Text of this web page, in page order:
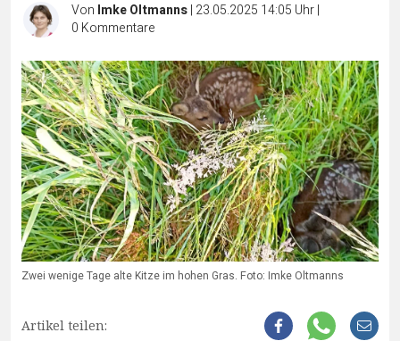
Von Imke Oltmanns| 23.05.2025 14:05 Uhr|
0 Kommentare
Zwei wenige Tage alte Kitze im hohen Gras. Foto: Imke Oltmanns
Artikel teilen: